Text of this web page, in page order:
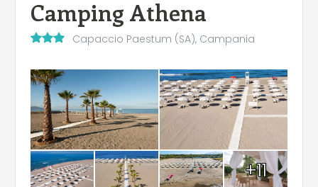
Camping Athena
Capaccio Paestum (SA), Campania
+11